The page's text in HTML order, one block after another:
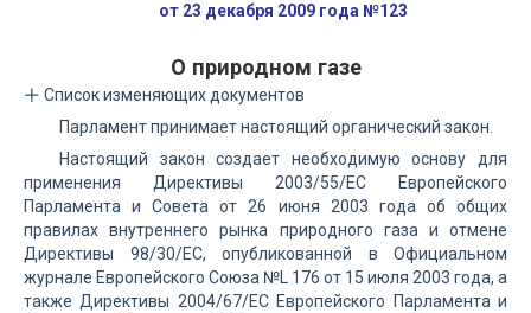
от 23 декабря 2009 года №123
О природном газе
Список изменяющих документов
Парламент принимает настоящий органический закон.
Настоящий закон создает необходимую основу для
применения Директивы 2003/55/ЕС Европейского
Парламента и Совета от 26 июня 2003 года об общих
правилах внутреннего рынка природного газа и отмене
Директивы 98/30/ЕС, опубликованной в Официальном
журнале Европейского Союза №L 176 от 15 июля 2003 года, а
также Директивы 2004/67/ЕС Европейского Парламента и